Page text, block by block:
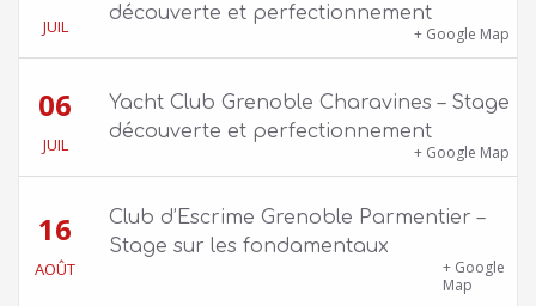
JUIL
découverte et perfectionnement
+ Google Map
06
JUIL
Yacht Club Grenoble Charavines – Stage
découverte et perfectionnement
+ Google Map
16
AOÛT
Club d’Escrime Grenoble Parmentier –
Stage sur les fondamentaux
+ Google
Map